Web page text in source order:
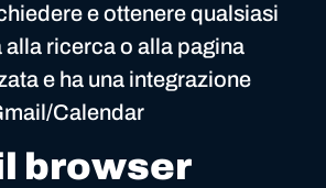
e ottenere qualsiasi
ricerca o alla pagina
e ha una integrazione
Calendar
il browser